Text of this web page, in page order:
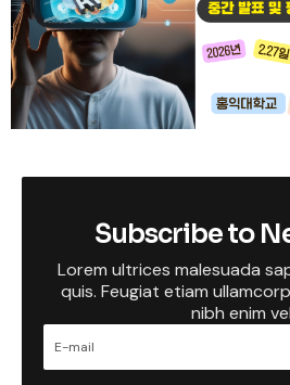
Subscribe to
Lorem ultrices malesuada
quis. Feugiat etiam
nibh enim